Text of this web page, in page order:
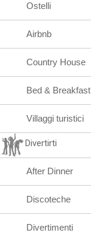
Ostelli
Airbnb
Country House
Bed & Breakfast
Villaggi turistici
Divertirti
After Dinner
Discoteche
Divertimenti